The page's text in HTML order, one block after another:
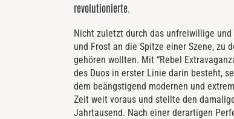
revolutionierte.
Nicht zuletzt durch das unfreiwillige und
und Frost an die Spitze einer Szene, zu
gehören wollten. Mit “Rebel
des Duos in erster Linie darin besteht,
dem beängstigend modernen und
Zeit weit voraus und stellte den
Jahrtausend. Nach einer derartigen